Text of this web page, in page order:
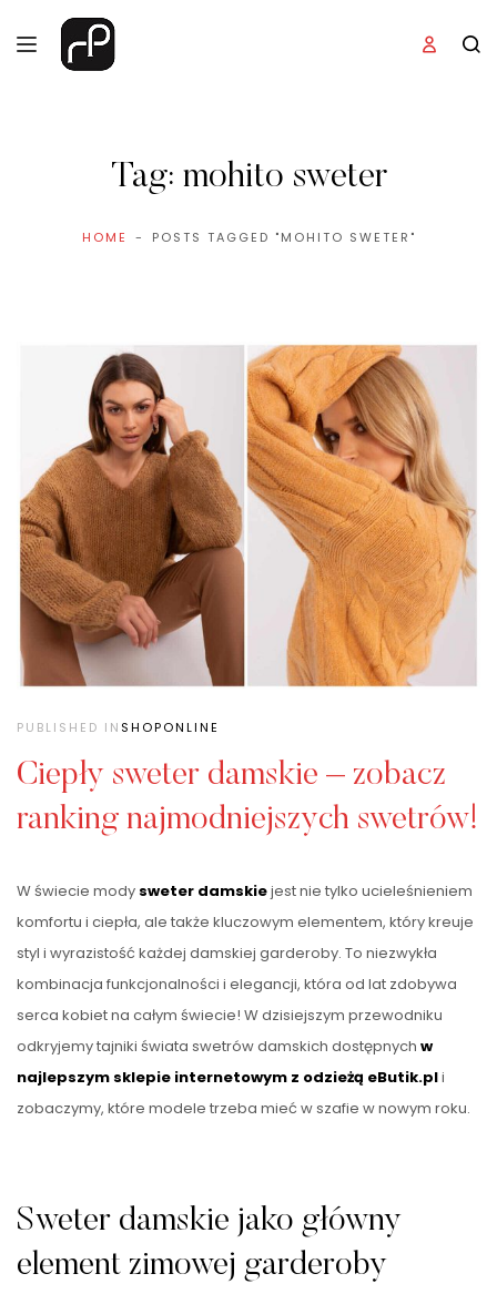
Tag: mohito sweter
HOME POSTS TAGGED "MOHITO SWETER"
PUBLISHED IN SHOPONLINE
Ciepły sweter damskie – zobacz
ranking najmodniejszych swetrów!
W świecie mody sweter damskiejest nie tylko ucieleśnieniem
komfortu i ciepła, ale także kluczowym elementem, który kreuje
styl i wyrazistość każdej damskiej garderoby. To niezwykła
kombinacja funkcjonalności i elegancji, która od lat zdobywa
serca kobiet na całym świecie! W dzisiejszym przewodniku
odkryjemy tajniki świata swetrów damskich dostępnych w
najlepszym sklepie internetowym z odzieżą eButik.pli
zobaczymy, które modele trzeba mieć w szafie w nowym roku.
Sweter damskie jako główny
element zimowej garderoby